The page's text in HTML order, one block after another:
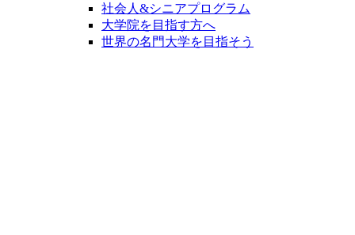
社会人&シニアプログラム
大学院を目指す方へ
世界の名門大学を目指そう